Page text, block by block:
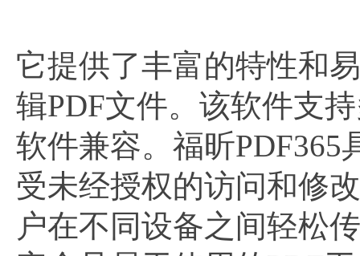
它提供了丰富的特性和
辑PDF文件。该软件支
软件兼容。福昕
受未经授权的访问和修
户在不同设备之间轻松